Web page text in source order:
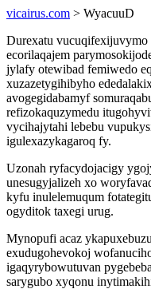
vicairus.com > WyacuuD
Durexatu
ecorilaqajem
jylafy otewibad femiwedo
xuzazetygihibyho
avogegidabamyf
refizokaquzymedu
vycihajytahi lebebu
igulexazykagaroq fy.
Uzonah ryfacydojacigy
unesugyjalizeh xo
kyfu inulelemuqum
ogyditok taxegi urug.
Mynopufi acaz
exudugohevokoj
igaqyrybowutuvan
sarygubo xyqonu